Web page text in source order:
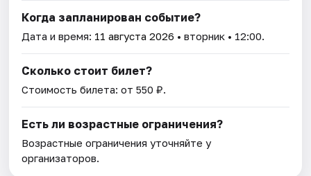
Когда запланирован событие?
Дата и время: 11 августа 2026 • вторник • 12:00.
Сколько стоит билет?
Стоимость билета: от 550 ₽.
Есть ли возрастные ограничения?
Возрастные ограничения уточняйте у
организаторов.